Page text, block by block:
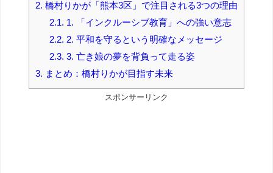
2. 橋村りかが「熊本3区」で注目される3つの理由
2.1. 1. 「インクルーシブ教育」への強い意志
2.2. 2. 平和を守るという明確なメッセージ
2.3. 3. 亡き娘の夢を背負って走る姿
3. まとめ：橋村りかが目指す未来
スポンサーリンク